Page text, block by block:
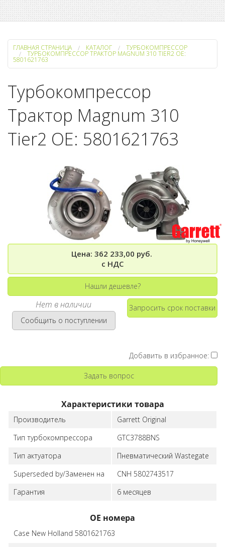
ГЛАВНАЯ СТРАНИЦА КАТАЛОГ ТУРБОКОМПРЕССОР
ТУРБОКОМПРЕССОР ТРАКТОР MAGNUM 310 TIER2 OE:
5801621763
Турбокомпрессор
Трактор Magnum 310
Tier2 OE: 5801621763
Цена: 362 233,00 руб.
с НДС
Нашли дешевле?
Запросить срок поставки
Нет в наличии
Сообщить о поступлении
Добавить в избранное:
Задать вопрос
Характеристики товара
Производитель
Garrett Original
Тип турбокомпрессора
GTC3788BNS
Тип актуатора
Пневматический Wastegate
Superseded by/Заменен на
CNH 5802743517
Гарантия
6 месяцев
ОЕ номера
Case New Holland 5801621763